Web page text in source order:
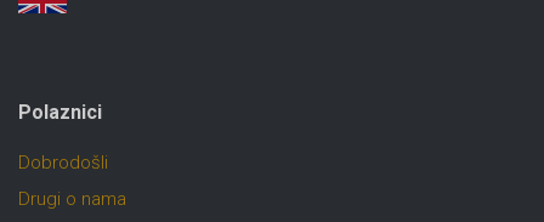
Polaznici
Dobrodošli
Drugi o nama